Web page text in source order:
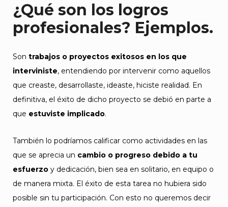
¿Qué son los logros
profesionales? Ejemplos.
Son trabajos o proyectos exitosos en los que
interviniste, entendiendo por intervenir como aquellos
que creaste, desarrollaste, ideaste, hiciste realidad. En
definitiva, el éxito de dicho proyecto se debió en parte a
que estuviste implicado.
También lo podríamos calificar como actividades en las
que se aprecia un cambio o progreso debido a tu
esfuerzo y dedicación, bien sea en solitario, en equipo o
de manera mixta. El éxito de esta tarea no hubiera sido
posible sin tu participación. Con esto no queremos decir